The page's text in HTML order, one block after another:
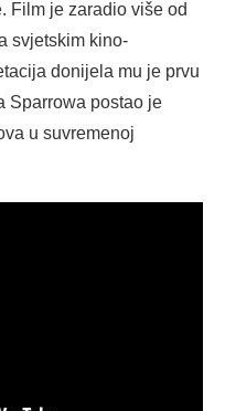
Film je zaradio više od
svjetskim kino-
donijela mu je prvu
Sparrowa postao je
u suvremenoj